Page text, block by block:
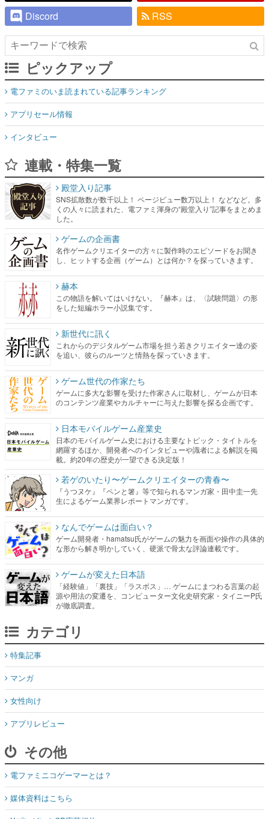
Discord
RSS
ピックアップ
電ファミのいま読まれている記事ランキング
アプリセール情報
インタビュー
連載・特集一覧
殿堂入り記事
SNS拡散数が数千以上！ ページビュー数万以上！ などなど。多
くの人々に読まれた、電ファミ渾身の“殿堂入り”記事をまとめま
した。
ゲームの企画書
名作ゲームクリエイターの方々に製作時のエピソードをお聞き
し、ヒットする企画（ゲーム）とは何か？を探っていきます。
赫本
この物語を解いてはいけない。『赫本』は、〈試験問題〉の形
をした短編ホラー小説集です。
新世代に訊く
これからのデジタルゲーム市場を担う若きクリエイター達の姿
を追い、彼らのルーツと情熱を探っていきます。
ゲーム世代の作家たち
ゲームに多大な影響を受けた作家さんに取材し、ゲームが日本
のコンテンツ産業やカルチャーに与えた影響を探る企画です。
日本モバイルゲーム産業史
日本のモバイルゲーム史における主要なトピック・タイトルを
網羅するほか、開発者へのインタビューや識者による解説を掲
載。約20年の歴史が一望できる決定版！
若ゲのいたり〜ゲームクリエイターの青春〜
『うつヌケ』『ペンと箸』等で知られるマンガ家・田中圭一先
生によるゲーム業界レポートマンガです。
なんでゲームは面白い？
ゲーム開発者・hamatsu氏がゲームの魅力を画面や操作の具体的
な形から解き明かしていく、硬派で骨太な評論連載です。
ゲームが変えた日本語
「経験値」「裏技」「ラスボス」… ゲームにまつわる言葉の起
源や用法の変遷を、コンピューター文化史研究家・タイニーP氏
が徹底調査。
カテゴリ
特集記事
マンガ
女性向け
アプリレビュー
その他
電ファミニコゲーマーとは？
媒体資料はこちら